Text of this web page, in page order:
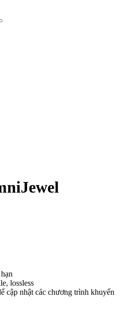
lossless
cập nhật các chương trình khuyến